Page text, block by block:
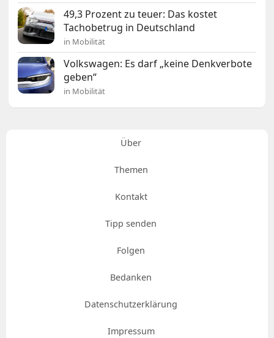
49,3 Prozent zu teuer: Das kostet
Tachobetrug in Deutschland
in Mobilität
Volkswagen: Es darf „keine Denkverbote
geben“
in Mobilität
Über
Themen
Kontakt
Tipp senden
Folgen
Bedanken
Datenschutzerklärung
Impressum